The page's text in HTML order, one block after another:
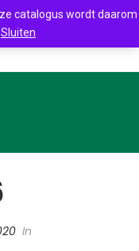
In
catalogus wordt daarom
Sluiten